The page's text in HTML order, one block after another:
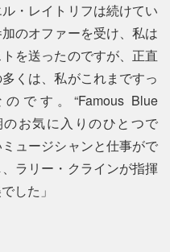
・レイトリフは続けてい
のオファーを受け、私は
を送ったのですが、正直
くは、私がこれまですっ
です。“Famous Blue
のお気に入りのひとつで
ュージシャンと仕事がで
ラリー・クラインが指揮
した」